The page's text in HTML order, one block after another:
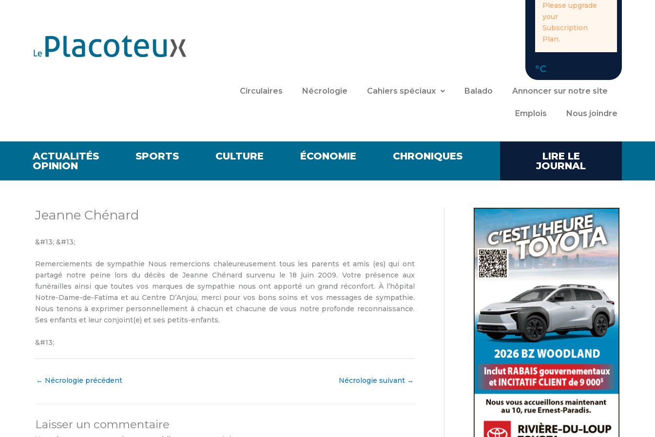
Please upgrade
your
Subscription
Plan.
°C
Circulaires Nécrologie Cahiers spéciaux Balado Annoncer sur notre site
Emplois Nous joindre
ACTUALITÉS SPORTS CULTURE ÉCONOMIE
CHRONIQUES
OPINION
LIRE LE
JOURNAL
Jeanne Chénard
&#13; &#13;
Remerciements de sympathie Nous remercions chaleureusement tous les parents et amis (es) qui ont
partagé notre peine lors du décès de Jeanne Chénard survenu le 18 juin 2009. Votre présence aux
funérailles ainsi que toutes vos marques de sympathie nous ont apporté un grand réconfort. À l’hôpital
Notre-Dame-de-Fatima et au Centre D’Anjou, merci pour vos bons soins et vos messages de sympathie.
Nous tenons à exprimer personnellement à chacun et chacune de vous notre profonde reconnaissance.
Ses enfants et leur conjoint(e) et ses petits-enfants.
&#13;
← Nécrologie précédent Nécrologie suivant →
Laisser un commentaire